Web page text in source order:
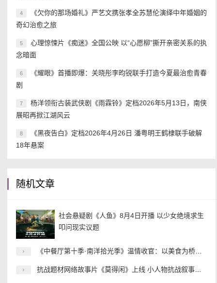
4
《欠你的那场婚礼》严艺文携张孝全苏慧伦演绎中年婚姻的
奇幻治愈之旅
5
心理惊悚片《痴迷》全国公映 以“心愿柳”撕开亲密关系的执
念暗面
6
《耀眼》首播即爆：关晓彤李昀锐联手打造今夏最治愈青春
剧
7
杨洋领衔古装武侠剧《雨霖铃》定档2026年5月13日，南侠
展昭再掀江湖风云
8
《黑夜告白》定档2026年4月26日 潘粤明王鹤棣联手破解
18年悬案
随机文章
社会悬疑剧《人鱼》8月4日开播 以少女绝境求生
叩问现实议题
《中餐厅第十季·南洋拾光季》温情收官：以美食为桥，续写中泰文化交流新故事
抗战题材网络故事片《莫得闲》上线 小人物抗战叙事开辟内容新赛道